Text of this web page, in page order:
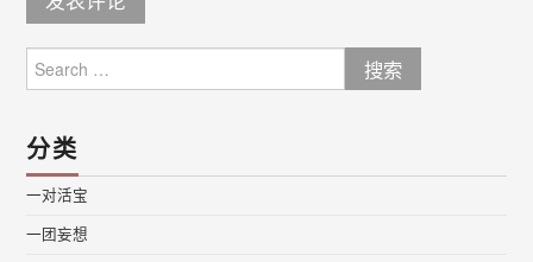
for:
分类
一对活宝
一团妄想